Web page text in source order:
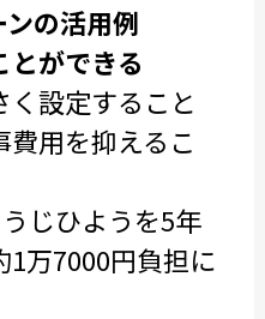
の活用例
とができる
設定すること
用を抑えるこ
じひようを5年
1万7000円負担に